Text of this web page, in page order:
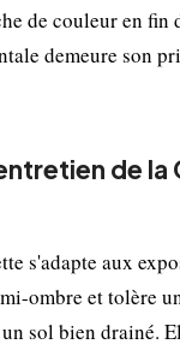
de couleur en fin
demeure son
de la
s'adapte aux
ombre et tolère
sol bien drainé.